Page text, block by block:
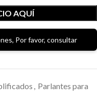
AQUÍ
Por favor, consultar
Parlantes para